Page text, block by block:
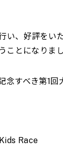
い、好評をい
ことになりまし
念すべき第1
Race